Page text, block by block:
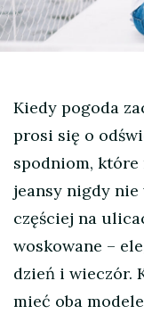
Kiedy pogoda
prosi się o
spodniom, które
jeansy nigdy nie
częściej na
woskowane –
dzień i wieczór.
mieć oba